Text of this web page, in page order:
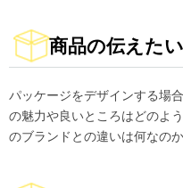
商品の伝えた
パッケージをデザインする場
の魅力や良いところはどのよ
のブランドとの違いは何なの